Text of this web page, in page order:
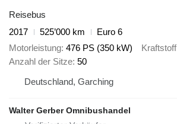
Reisebus
2017
525’000 km
Euro 6
Motorleistung 476 PS (350 kW) Kraftstoff
Anzahl der Sitze 50
Deutschland, Garching
Walter Gerber Omnibushandel